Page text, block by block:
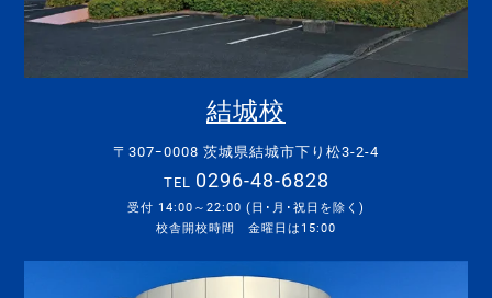
結城校
〒307ｰ0008 茨城県結城市下り松3-2-4
TEL 0296-48-6828
受付 14:00～22:00 (日･月･祝日を除く)
校舎開校時間 金曜日は15:00